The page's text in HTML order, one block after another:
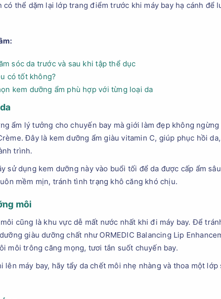
có thể dặm lại lớp trang điểm trước khi máy bay hạ cánh để
sóc da trước và sau khi tập thể dục
có tốt không?
kem dưỡng ẩm phù hợp với từng loại da
ẩm lý tưởng cho chuyến bay mà giới làm đẹp không
Đây là kem dưỡng ẩm giàu vitamin C, giúp phục hồi
trình.
sử dụng kem dưỡng này vào buổi tối để da được cấp ẩm
mềm mịn, tránh tình trạng khô căng khó chịu.
môi
cũng là khu vực dễ mất nước nhất khi đi máy bay. Để
giàu dưỡng chất như ORMEDIC Balancing Lip
môi trông căng mọng, tươi tắn suốt chuyến bay.
lên máy bay, hãy tẩy da chết môi nhẹ nhàng và thoa một